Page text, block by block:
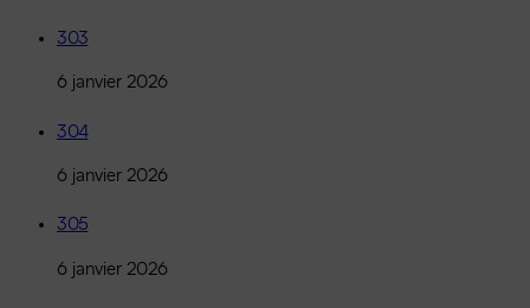
303
6 janvier 2026
304
6 janvier 2026
305
6 janvier 2026